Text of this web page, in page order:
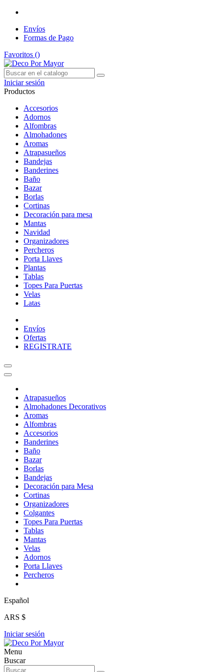
Envíos
Formas de Pago
Favoritos ()
Iniciar sesión
Productos
Accesorios
Adornos
Alfombras
Almohadones
Aromas
Atrapasueños
Bandejas
Banderines
Baño
Bazar
Borlas
Cortinas
Decoración para mesa
Mantas
Navidad
Organizadores
Percheros
Porta Llaves
Plantas
Tablas
Topes Para Puertas
Velas
Latas
Envíos
Ofertas
REGISTRATE
Atrapasueños
Almohadones Decorativos
Aromas
Alfombras
Accesorios
Banderines
Baño
Bazar
Borlas
Bandejas
Decoración para Mesa
Cortinas
Organizadores
Colgantes
Topes Para Puertas
Tablas
Mantas
Velas
Adornos
Porta Llaves
Percheros
Español
ARS $
Iniciar sesión
Menu
Buscar